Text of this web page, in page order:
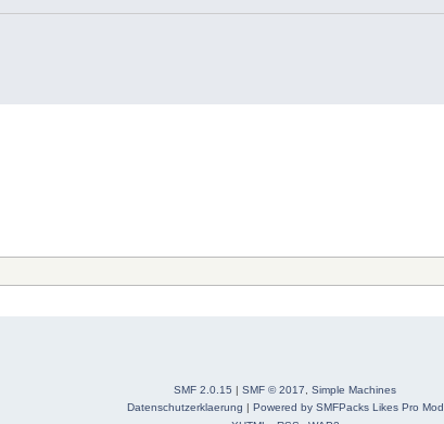
SMF 2.0.15 | SMF © 2017
Simple Machines
Datenschutzerklaerung | Powered by SMFPacks Likes Pro Mod